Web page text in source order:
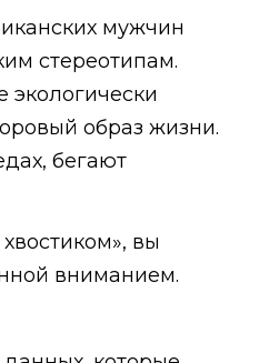
мужчин
стереотипам.
образ жизни.
бегают
вы
вниманием.